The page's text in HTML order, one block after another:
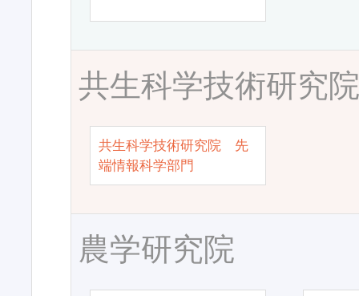
共生科学技術研究
共生科学技術研究院 先
端情報科学部門
農学研究院